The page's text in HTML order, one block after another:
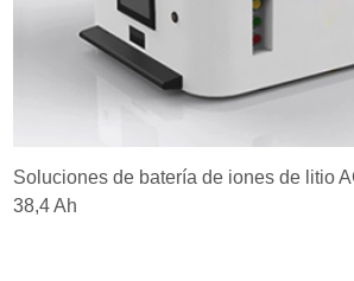
Soluciones de batería de iones de litio
38,4 Ah